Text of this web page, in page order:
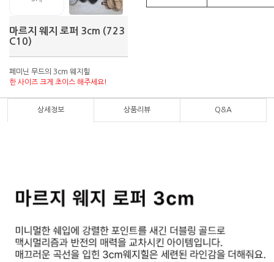
마르지 웨지 로퍼 3cm (723
C10)
페미닌 무드의 3cm 웨지힐
한 사이즈 크게 초이스 해주세요!
상세정보 상품리뷰 Q&A